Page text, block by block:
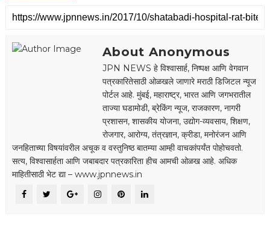
About Anonymous
JPN NEWS हे विश्वासार्ह, निष्पक्ष आणि वेगवान
पत्रकारितेसाठी ओळखले जाणारे मराठी डिजिटल न्यूज
पोर्टल आहे. मुंबई, महाराष्ट्र, भारत आणि जगभरातील
ताज्या घडामोडी, ब्रेकिंग न्यूज, राजकारण, नागरी
प्रशासन, शासकीय योजना, उद्योग-व्यवसाय, शिक्षण,
रोजगार, आरोग्य, तंत्रज्ञान, क्रीडा, मनोरंजन आणि
जनहिताच्या विषयांवरील अचूक व वस्तुनिष्ठ बातम्या आम्ही वाचकांपर्यंत पोहोचवतो.
सत्य, विश्वासार्हता आणि जबाबदार पत्रकारिता हीच आमची ओळख आहे. अधिक
माहितीसाठी भेट द्या – www.jpnnews.in